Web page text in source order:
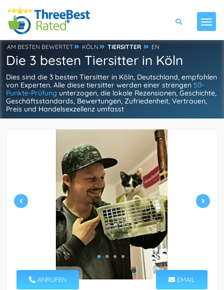
AM BESTEN BEWERTET KÖLN TIERSITTER EN
Die 3 besten Tiersitter in Köln
Dies sind die 3 besten Tiersitter in Köln, Deutschland, empfohlen
von Experten. Alle diese tiersitter werden einer strengen 50-
Punkte-Prüfung unterzogen, die lokale Rezensionen, Geschichte,
Geschäftsstandards, Bewertungen, Zufriedenheit, Vertrauen,
Preis und Handelsexzellenz umfasst
ANRUFEN EMAIL